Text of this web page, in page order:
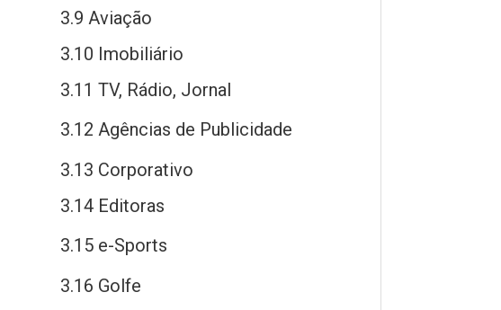
3.9 Aviação
3.10 Imobiliário
3.11 TV, Rádio, Jornal
3.12 Agências de Publicidade
3.13 Corporativo
3.14 Editoras
3.15 e-Sports
3.16 Golfe